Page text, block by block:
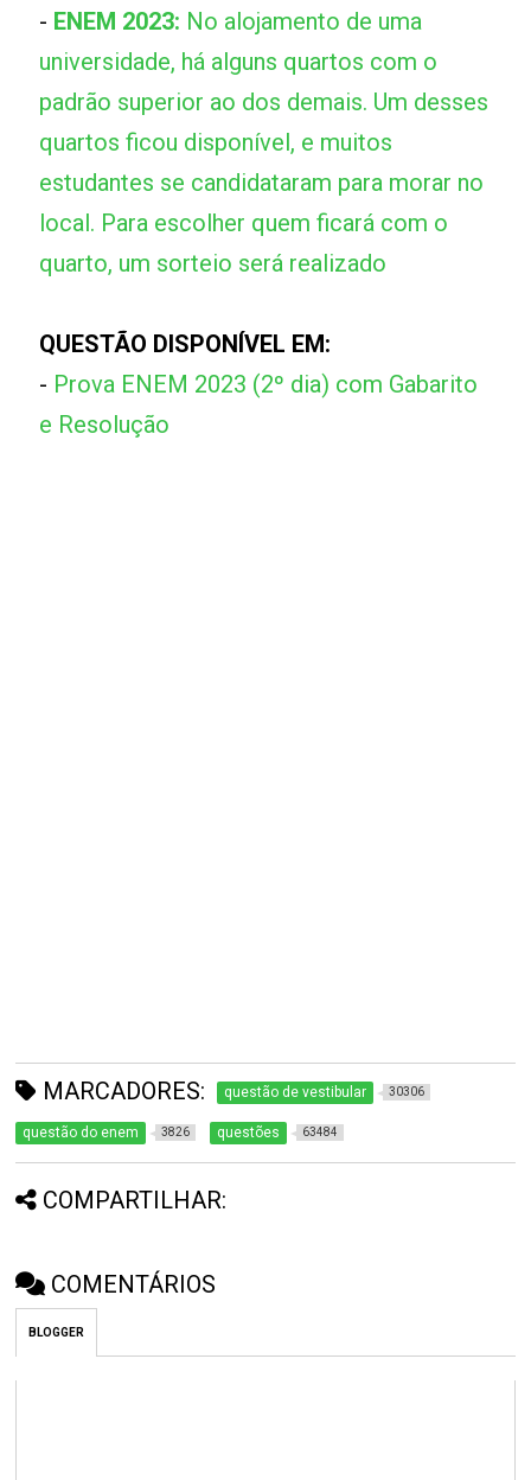
- ENEM 2023: No alojamento de uma
universidade, há alguns quartos com o
padrão superior ao dos demais. Um desses
quartos ficou disponível, e muitos
estudantes se candidataram para morar no
local. Para escolher quem ficará com o
quarto, um sorteio será realizado
QUESTÃO DISPONÍVEL EM:
- Prova ENEM 2023 (2º dia) com Gabarito
e Resolução
MARCADORES: questão de vestibular 30306
questão do enem 3826 questões 63484
COMPARTILHAR:
COMENTÁRIOS
BLOGGER